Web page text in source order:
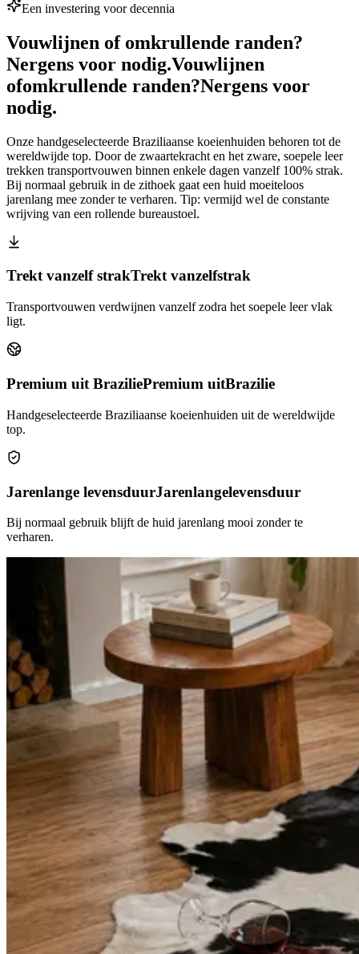
Een investering voor decennia
Vouwlijnen of omkrullende randen?
Nergens voor nodig.Vouwlijnen
ofomkrullende randen?Nergens voor
nodig.
Onze handgeselecteerde Braziliaanse koeienhuiden behoren tot de
wereldwijde top. Door de zwaartekracht en het zware, soepele leer
trekken transportvouwen binnen enkele dagen vanzelf 100% strak.
Bij normaal gebruik in de zithoek gaat een huid moeiteloos
jarenlang mee zonder te verharen. Tip: vermijd wel de constante
wrijving van een rollende bureaustoel.
Trekt vanzelf strakTrekt vanzelfstrak
Transportvouwen verdwijnen vanzelf zodra het soepele leer vlak
ligt.
Premium uit BraziliePremium uitBrazilie
Handgeselecteerde Braziliaanse koeienhuiden uit de wereldwijde
top.
Jarenlange levensduurJarenlangelevensduur
Bij normaal gebruik blijft de huid jarenlang mooi zonder te
verharen.